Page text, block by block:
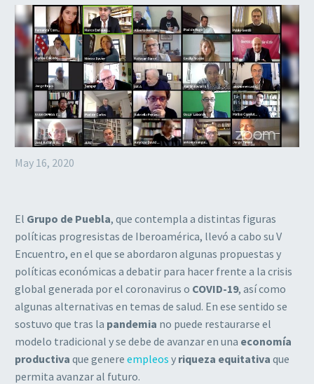
May 16, 2020
El Grupo de Puebla, que contempla a distintas figuras
políticas progresistas de Iberoamérica, llevó a cabo su V
Encuentro, en el que se abordaron algunas propuestas y
políticas económicas a debatir para hacer frente a la crisis
global generada por el coronavirus o COVID-19, así como
algunas alternativas en temas de salud. En ese sentido se
sostuvo que tras la pandemia no puede restaurarse el
modelo tradicional y se debe de avanzar en una economía
productiva que genere empleos y riqueza equitativa que
permita avanzar al futuro.